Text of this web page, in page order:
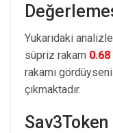
Yukarıdaki
süpriz rakam 0.68
rakamı
çıkmaktadır.